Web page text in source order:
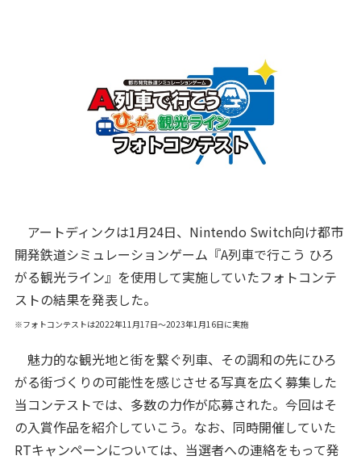
アートディンクは1月24日、Nintendo Switch向け都市
開発鉄道シミュレーションゲーム『A列車で行こう ひろ
がる観光ライン』を使用して実施していたフォトコンテ
ストの結果を発表した。
※フォトコンテストは2022年11月17日～2023年1月16日に実施
魅力的な観光地と街を繋ぐ列車、その調和の先にひろ
がる街づくりの可能性を感じさせる写真を広く募集した
当コンテストでは、多数の力作が応募された。今回はそ
の入賞作品を紹介していこう。なお、同時開催していた
RTキャンペーンについては、当選者への連絡をもって発